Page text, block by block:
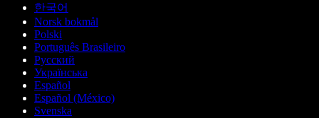
한국어
Norsk bokmål
Polski
Português Brasileiro
Русский
Українська
Español
Español (México)
Svenska